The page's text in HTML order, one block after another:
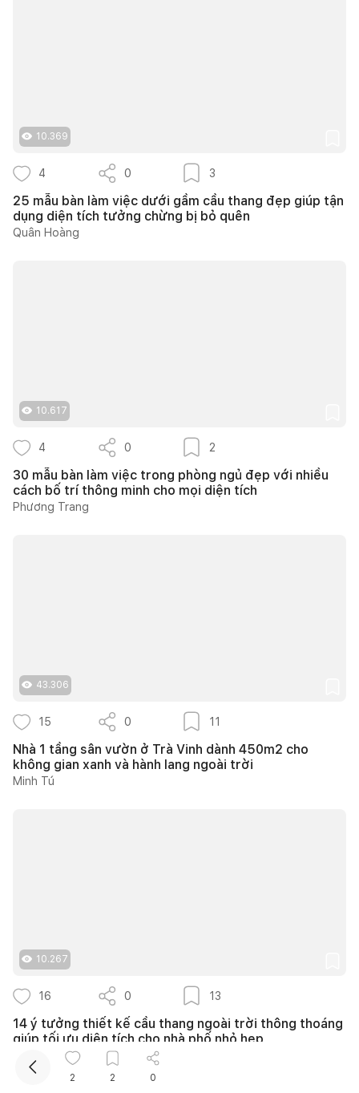
10.369
4 0 3
25 mẫu bàn làm việc dưới gầm cầu thang đẹp giúp tận
dụng diện tích tưởng chừng bị bỏ quên
Quân Hoàng
10.617
4 0 2
30 mẫu bàn làm việc trong phòng ngủ đẹp với nhiều
cách bố trí thông minh cho mọi diện tích
Phương Trang
43.306
15 0 11
Nhà 1 tầng sân vườn ở Trà Vinh dành 450m2 cho
không gian xanh và hành lang ngoài trời
Minh Tú
10.267
16 0 13
14 ý tưởng thiết kế cầu thang ngoài trời thông thoáng
giúp tối ưu diện tích cho nhà phố nhỏ hẹp
2 2 0